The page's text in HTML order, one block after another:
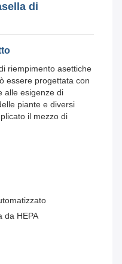
di
riempimento asettiche
essere progettata con
alle esigenze di
piante e diversi
il mezzo di
da HEPA